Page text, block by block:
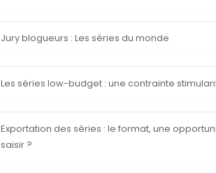
Jury blogueurs : Les séries du monde
Les séries low-budget : une contrainte
Exportation des séries : le format, une
saisir ?